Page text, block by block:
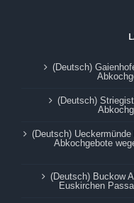
(Deutsch)
(Deutsch)
(Deutsch)
Abkochgebote
(Deutsch) Buckow
Euskirchen